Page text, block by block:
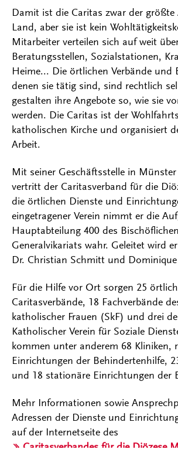
Damit ist die Caritas zwar der größte
Land, aber sie ist kein
Mitarbeiter verteilen sich auf weit
Beratungsstellen, Sozialstationen,
Heime... Die örtlichen Verbände und
denen sie tätig sind, sind rechtlich
gestalten ihre Angebote so, wie sie
werden. Die Caritas ist der
katholischen Kirche und organisiert
Arbeit.
Mit seiner Geschäftsstelle in
vertritt der Caritasverband für die
die örtlichen Dienste und
eingetragener Verein nimmt er die
Hauptabteilung 400 des Bischöflichen
Generalvikariats wahr. Geleitet wird
Dr. Christian Schmitt und
Für die Hilfe vor Ort sorgen 25
Caritasverbände, 18 Fachverbände
katholischer Frauen (SkF) und drei
Katholischer Verein für Soziale
kommen unter anderem 68 Kliniken,
Einrichtungen der Behindertenhilfe,
und 18 stationäre Einrichtungen der
Mehr Informationen sowie
Adressen der Dienste und
auf der Internetseite des
Caritasverbandes für die Diözese